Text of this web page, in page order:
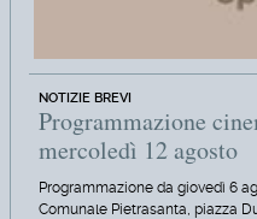
NOTIZIE BREVI
Programmazione
mercoledì 12 agosto
Programmazione da giovedì 6
Comunale Pietrasanta, piazza